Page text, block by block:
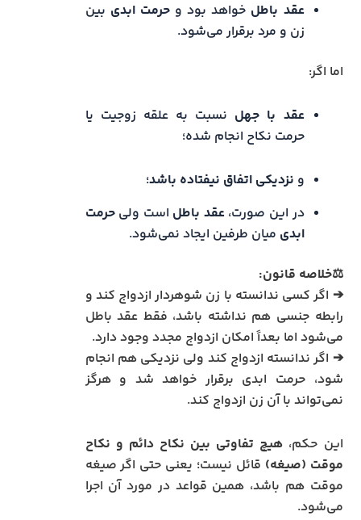
عقد باطل خواهد بود وحرمت ابدی بین
زن و مرد برقرار می‌شود.
اما اگر:
عقد با جهل نسبت به علقه زوجیت یا
حرمت نکاح انجام شده؛
و نزدیکی اتفاق نیفتاده باشد؛
در این صورت،عقد باطل است ولیحرمت
ابدی میان طرفین ایجاد نمی‌شود.
⚖️خلاصه قانون:
➔ اگر کسی ندانسته با زن شوهردار ازدواج کند و
رابطه جنسی هم نداشته باشد، فقط عقد باطل
می‌شود اما بعداً امکان ازدواج مجدد وجود دارد.
➔ اگر ندانسته ازدواج کند ولی نزدیکی هم انجام
شود، حرمت ابدی برقرار خواهد شد و هرگز
نمی‌تواند با آن زن ازدواج کند.
این حکم، هیچ تفاوتی بین نکاح دائم و نکاح
موقت (صیغه) قائل نیست؛ یعنی حتی اگر صیغه
موقت هم باشد، همین قواعد در مورد آن اجرا
می‌شود.